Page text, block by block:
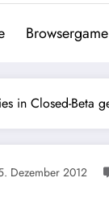
in Closed-Beta
Dezember 2012